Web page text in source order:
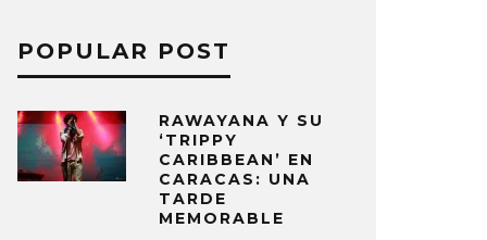
POPULAR POST
RAWAYANA Y SU
‘TRIPPY
CARIBBEAN’ EN
CARACAS: UNA
TARDE
MEMORABLE